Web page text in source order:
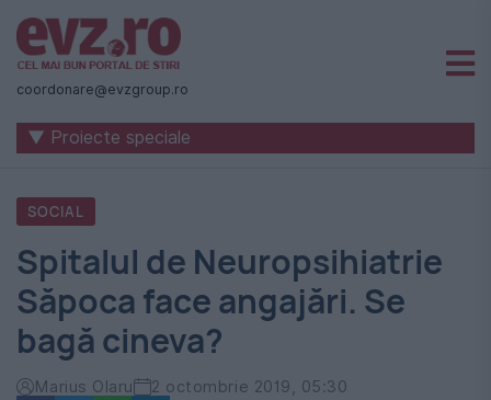
Știri
naționale
internaționale
România
-
Evenimentul
Zilei
coordonare@evzgroup.ro
▼ Proiecte speciale
SOCIAL
Spitalul de Neuropsihiatrie
Săpoca face angajări. Se
bagă cineva?
Marius Olaru 2 octombrie 2019, 05:30